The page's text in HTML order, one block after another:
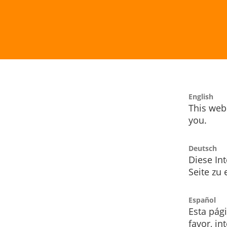
English
This
you.
Deutsch
Diese
Seite zu
Español
Esta
favor,